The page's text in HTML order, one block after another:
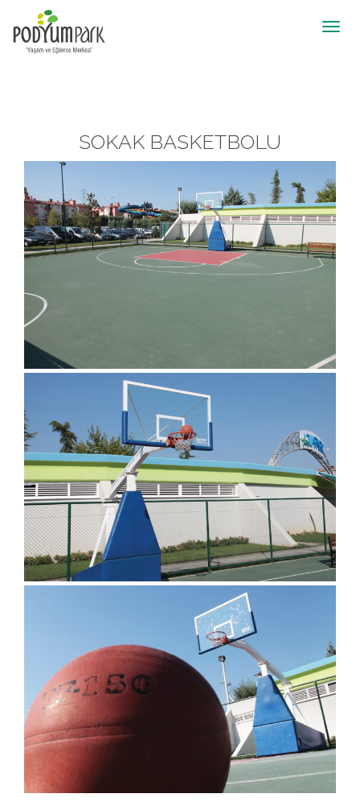
SOKAK BASKETBOLU